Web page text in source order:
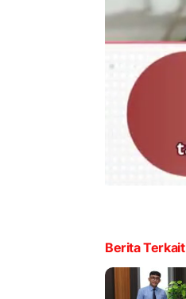
Berita Terkait